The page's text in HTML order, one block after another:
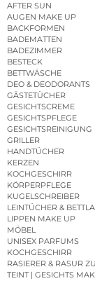
AFTER SUN
AUGEN MAKE UP
BACKFORMEN
BADEMATTEN
BADEZIMMER
BESTECK
BETTWÄSCHE
DEO & DEODORANTS
GÄSTETÜCHER
GESICHTSCREME
GESICHTSPFLEGE
GESICHTSREINIGUNG
GRILLER
HANDTÜCHER
KERZEN
KOCHGESCHIRR
KÖRPERPFLEGE
KUGELSCHREIBER
LEINTÜCHER &
LIPPEN MAKE UP
MÖBEL
UNISEX PARFUMS
KOCHGESCHIRR
RASIERER & RASUR
TEINT | GESICHTS